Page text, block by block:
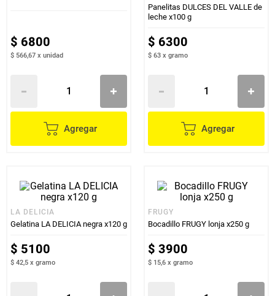
$ 6800
$ 566,67 x unidad
Agregar
Panelitas DULCES DEL VALLE de
leche x100 g
$ 6300
$ 63 x gramo
Agregar
LA DELICIA
Gelatina LA DELICIA negra x120 g
$ 5100
$ 42,5 x gramo
FRUGY
Bocadillo FRUGY lonja x250 g
$ 3900
$ 15,6 x gramo